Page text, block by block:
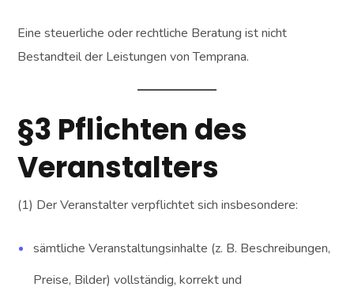
Eine steuerliche oder rechtliche Beratung ist nicht
Bestandteil der Leistungen von Temprana.
§3 Pflichten des
Veranstalters
(1) Der Veranstalter verpflichtet sich insbesondere:
sämtliche Veranstaltungsinhalte (z. B. Beschreibungen,
Preise, Bilder) vollständig, korrekt und